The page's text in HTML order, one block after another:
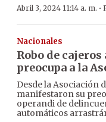
Abril 3, 2024 11:14 a. m. ·
Nacionales
Robo de
preocupa a la
Desde la Asociación
manifestaron su
operandi de
automáticos